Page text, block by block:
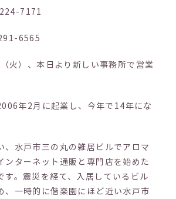
7171
6565
火）、本日より新しい事務所で営業
年2月に起業し、今年で14年にな
、水戸市三の丸の雑居ビルでアロマ
ンターネット通販と専門店を始めた
す。震災を経て、入居しているビル
、一時的に偕楽園にほど近い水戸市